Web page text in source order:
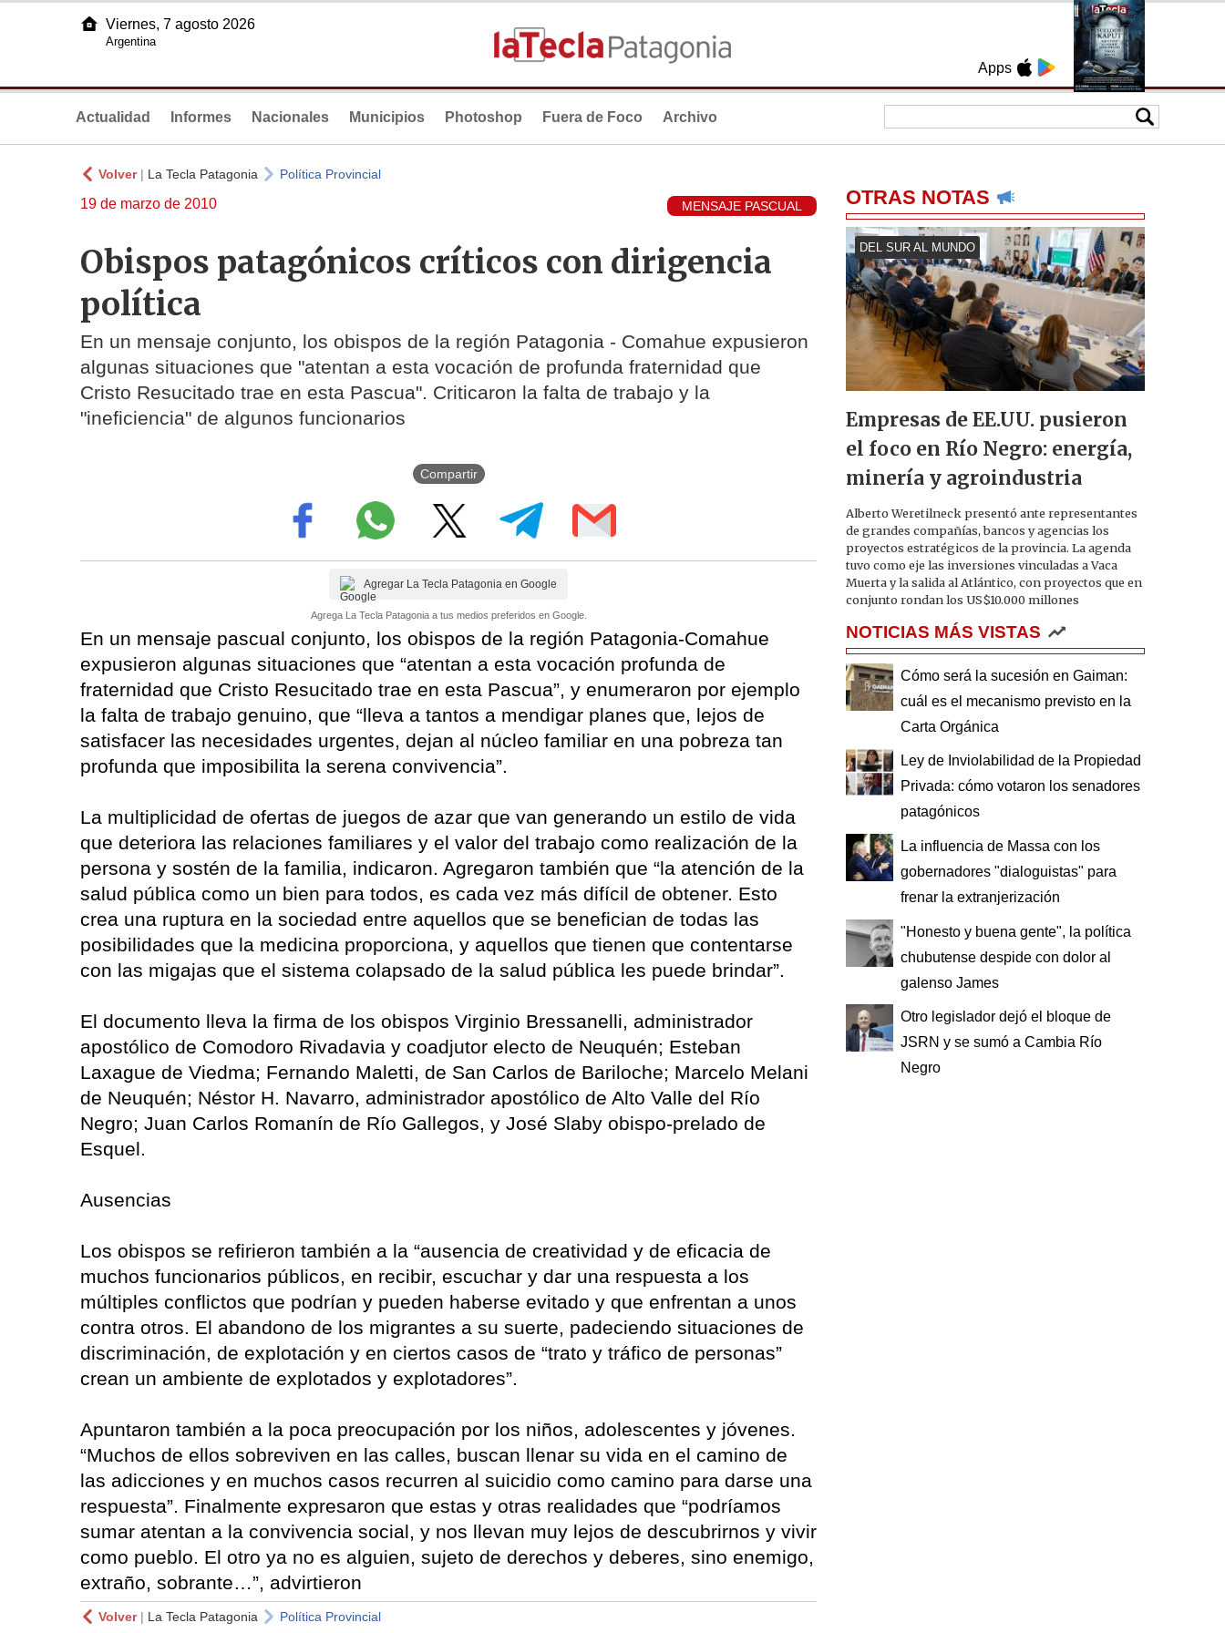
Apps
Viernes, 7 agosto 2026
Argentina
Actualidad Informes Nacionales Municipios Photoshop Fuera de Foco Archivo
Volver| La Tecla Patagonia Política Provincial
19 de marzo de 2010 MENSAJE PASCUAL
Obispos patagónicos críticos con dirigencia
política
En un mensaje conjunto, los obispos de la región Patagonia - Comahue expusieron
algunas situaciones que "atentan a esta vocación de profunda fraternidad que
Cristo Resucitado trae en esta Pascua". Criticaron la falta de trabajo y la
"ineficiencia" de algunos funcionarios
Compartir
Agregar La Tecla Patagonia en Google
Agrega La Tecla Patagonia a tus medios preferidos en Google.
En un mensaje pascual conjunto, los obispos de la región Patagonia-Comahue
expusieron algunas situaciones que “atentan a esta vocación profunda de
fraternidad que Cristo Resucitado trae en esta Pascua”, y enumeraron por ejemplo
la falta de trabajo genuino, que “lleva a tantos a mendigar planes que, lejos de
satisfacer las necesidades urgentes, dejan al núcleo familiar en una pobreza tan
profunda que imposibilita la serena convivencia”.
La multiplicidad de ofertas de juegos de azar que van generando un estilo de vida
que deteriora las relaciones familiares y el valor del trabajo como realización de la
persona y sostén de la familia, indicaron. Agregaron también que “la atención de la
salud pública como un bien para todos, es cada vez más difícil de obtener. Esto
crea una ruptura en la sociedad entre aquellos que se benefician de todas las
posibilidades que la medicina proporciona, y aquellos que tienen que contentarse
con las migajas que el sistema colapsado de la salud pública les puede brindar”.
El documento lleva la firma de los obispos Virginio Bressanelli, administrador
apostólico de Comodoro Rivadavia y coadjutor electo de Neuquén; Esteban
Laxague de Viedma; Fernando Maletti, de San Carlos de Bariloche; Marcelo Melani
de Neuquén; Néstor H. Navarro, administrador apostólico de Alto Valle del Río
Negro; Juan Carlos Romanín de Río Gallegos, y José Slaby obispo-prelado de
Esquel.
Ausencias
Los obispos se refirieron también a la “ausencia de creatividad y de eficacia de
muchos funcionarios públicos, en recibir, escuchar y dar una respuesta a los
múltiples conflictos que podrían y pueden haberse evitado y que enfrentan a unos
contra otros. El abandono de los migrantes a su suerte, padeciendo situaciones de
discriminación, de explotación y en ciertos casos de “trato y tráfico de personas”
crean un ambiente de explotados y explotadores”.
Apuntaron también a la poca preocupación por los niños, adolescentes y jóvenes.
“Muchos de ellos sobreviven en las calles, buscan llenar su vida en el camino de
las adicciones y en muchos casos recurren al suicidio como camino para darse una
respuesta”. Finalmente expresaron que estas y otras realidades que “podríamos
sumar atentan a la convivencia social, y nos llevan muy lejos de descubrirnos y vivir
como pueblo. El otro ya no es alguien, sujeto de derechos y deberes, sino enemigo,
extraño, sobrante…”, advirtieron
Volver| La Tecla Patagonia Política Provincial
OTRAS NOTAS
DEL SUR AL MUNDO
Empresas de EE.UU. pusieron
el foco en Río Negro: energía,
minería y agroindustria
Alberto Weretilneck presentó ante representantes
de grandes compañías, bancos y agencias los
proyectos estratégicos de la provincia. La agenda
tuvo como eje las inversiones vinculadas a Vaca
Muerta y la salida al Atlántico, con proyectos que en
conjunto rondan los US$10.000 millones
NOTICIAS MÁS VISTAS
Cómo será la sucesión en Gaiman:
cuál es el mecanismo previsto en la
Carta Orgánica
Ley de Inviolabilidad de la Propiedad
Privada: cómo votaron los senadores
patagónicos
La influencia de Massa con los
gobernadores "dialoguistas" para
frenar la extranjerización
"Honesto y buena gente", la política
chubutense despide con dolor al
galenso James
Otro legislador dejó el bloque de
JSRN y se sumó a Cambia Río
Negro